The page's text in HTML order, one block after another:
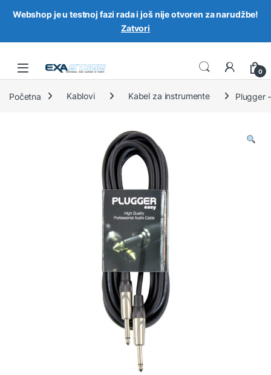
Skip to navigation
Skip to content
0
Početna Kablovi Kabel za instrumente Plugger
Webshop je u testnoj fazi rada i još nije otvoren za narudžbe!
Zatvori